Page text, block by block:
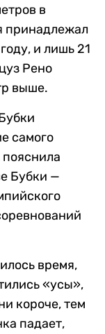
в
принадлежал
и лишь 21
Рено
выше.
самого
пояснила
Бубки —
время,
«усы»,
короче, тем
падает,